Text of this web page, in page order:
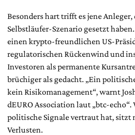
Besonders hart trifft es jene
Selbstläufer-Szenario gesetzt
einen krypto-freundlichen US-
regulatorischen Rückenwind und
Investoren als permanente
brüchiger als gedacht. „Ein
kein Risikomanagement“, warnt
dEURO Association laut „btc-
politische Signale vertraut hat, sitzt
Verlusten.